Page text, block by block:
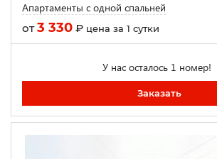
Апартаменты с одной спальней
от3 330 ₽ цена за 1 сутки
У нас осталось 1 номер!
Заказать